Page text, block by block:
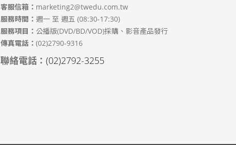
客服信箱： marketing2@twedu.com.tw
服務時間： 週一 至 週五 (08:30-17:30)
服務項目： 公播版(DVD/BD/VOD)採購、影音產品發行
傳真電話： (02)2790-9316
聯絡電話： (02)2792-3255